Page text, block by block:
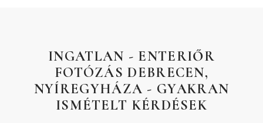
INGATLAN - ENTERIŐR
FOTÓZÁS DEBRECEN,
NYÍREGYHÁZA - GYAKRAN
ISMÉTELT KÉRDÉSEK